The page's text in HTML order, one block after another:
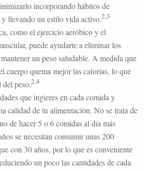
incorporando hábitos de
llevando un estilo vida activo.2,3
como el ejercicio aeróbico y el
puede ayudarte a eliminar los
un peso saludable. A medida que
cuerpo quema mejor las calorías, lo que
peso.2,4
que ingieres en cada comida y
calidad de tu alimentación. No se trata de
de hacer 5 o 6 comidas al día más
se necesitan consumir unas 200
con 30 años, por lo que es conveniente
un poco las cantidades de cada